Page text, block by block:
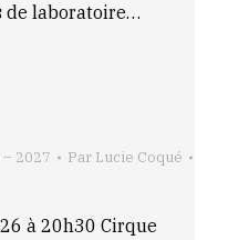
de laboratoire…
2027 Par Lucie Coqué
à 20h30 Cirque